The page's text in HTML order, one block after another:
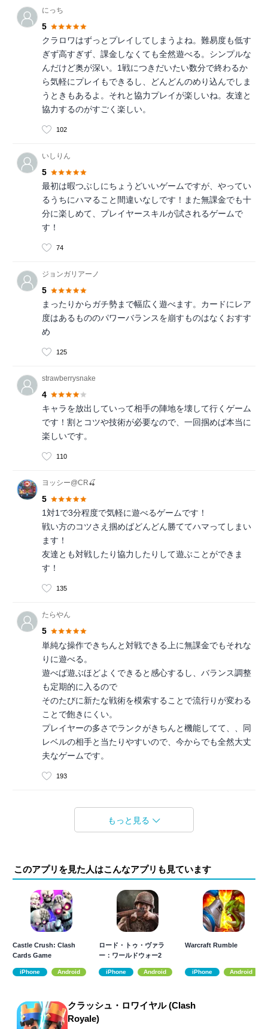
にっち
5
クラロワはずっとプレイしてしまうよね。難易度も低す
ぎず高すぎず、課金しなくても全然遊べる。シンプルな
んだけど奥が深い。1戦につきだいたい数分で終わるか
ら気軽にプレイもできるし、どんどんのめり込んでしま
うときもあるよ。それと協力プレイが楽しいね。友達と
協力するのがすごく楽しい。
102
いしりん
5
最初は暇つぶしにちょうどいいゲームですが、やってい
るうちにハマること間違いなしです！また無課金でも十
分に楽しめて、プレイヤースキルが試されるゲームで
す！
74
ジョンガリアーノ
5
まったりからガチ勢まで幅広く遊べます。カードにレア
度はあるもののパワーバランスを崩すものはなくおすす
め
125
strawberrysnake
4
キャラを放出していって相手の陣地を壊して行くゲーム
です！割とコツや技術が必要なので、一回掴めば本当に
楽しいです。
110
ヨッシー@CR🍒
5
1対1で3分程度で気軽に遊べるゲームです！
戦い方のコツさえ掴めばどんどん勝ててハマってしまい
ます！
友達とも対戦したり協力したりして遊ぶことができま
す！
135
たらやん
5
単純な操作できちんと対戦できる上に無課金でもそれな
りに遊べる。
遊べば遊ぶほどよくできると感心するし、バランス調整
も定期的に入るので
そのたびに新たな戦術を模索することで流行りが変わる
ことで飽きにくい。
プレイヤーの多さでランクがきちんと機能してて、、同
レベルの相手と当たりやすいので、今からでも全然大丈
夫なゲームです。
193
もっと見る
このアプリを見た人はこんなアプリも見ています
Castle Crush: Clash
Cards Game
iPhone Android
ロード・トゥ・ヴァラ
ー：ワールドウォー2
iPhone Android
Warcraft Rumble
iPhone Android
クラッシュ・ロワイヤル (Clash
Royale)